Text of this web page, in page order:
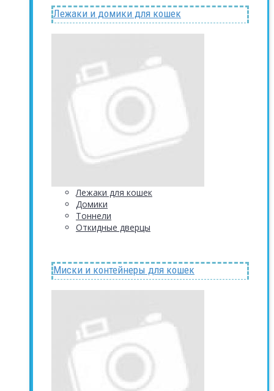
Лежаки и домики для кошек
Лежаки для кошек
Домики
Тоннели
Откидные дверцы
Миски и контейнеры для кошек